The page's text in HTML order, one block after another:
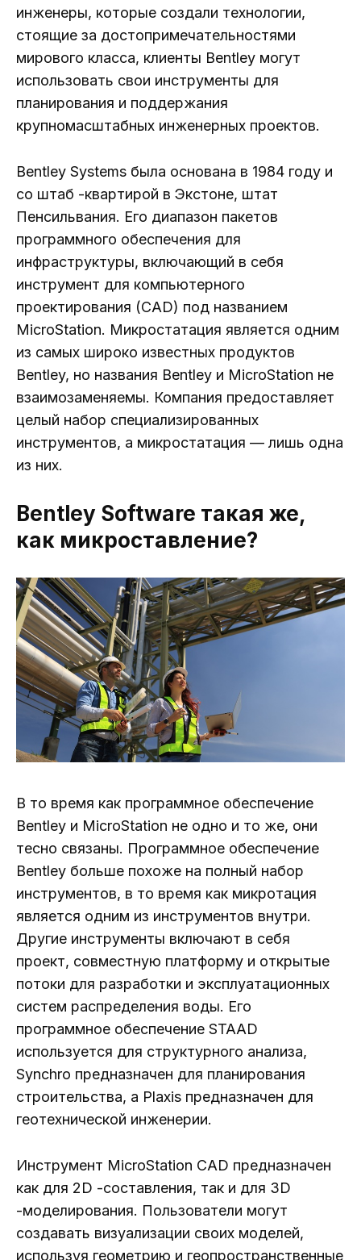
инженеры, которые создали технологии,
стоящие за достопримечательностями
мирового класса, клиенты Bentley могут
использовать свои инструменты для
планирования и поддержания
крупномасштабных инженерных проектов.
Bentley Systems была основана в 1984 году и
со штаб -квартирой в Экстоне, штат
Пенсильвания. Его диапазон пакетов
программного обеспечения для
инфраструктуры, включающий в себя
инструмент для компьютерного
проектирования (CAD) под названием
MicroStation. Микростатация является одним
из самых широко известных продуктов
Bentley, но названия Bentley и MicroStation не
взаимозаменяемы. Компания предоставляет
целый набор специализированных
инструментов, а микростатация — лишь одна
из них.
Bentley Software такая же,
как микроставление?
В то время как программное обеспечение
Bentley и MicroStation не одно и то же, они
тесно связаны. Программное обеспечение
Bentley больше похоже на полный набор
инструментов, в то время как микротация
является одним из инструментов внутри.
Другие инструменты включают в себя
проект, совместную платформу и открытые
потоки для разработки и эксплуатационных
систем распределения воды. Его
программное обеспечение STAAD
используется для структурного анализа,
Synchro предназначен для планирования
строительства, а Plaxis предназначен для
геотехнической инженерии.
Инструмент MicroStation CAD предназначен
как для 2D -составления, так и для 3D
-моделирования. Пользователи могут
создавать визуализации своих моделей,
используя геометрию и геопространственные